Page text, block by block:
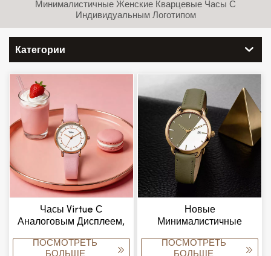
Минималистичные Женские Кварцевые Часы С
Индивидуальным Логотипом
Категории
Часы Virtue С
Аналоговым Дисплеем,
Дизайном,
ПОСМОТРЕТЬ
Новые
Минималистичные
Кварцевые Часы С
ПОСМОТРЕТЬ